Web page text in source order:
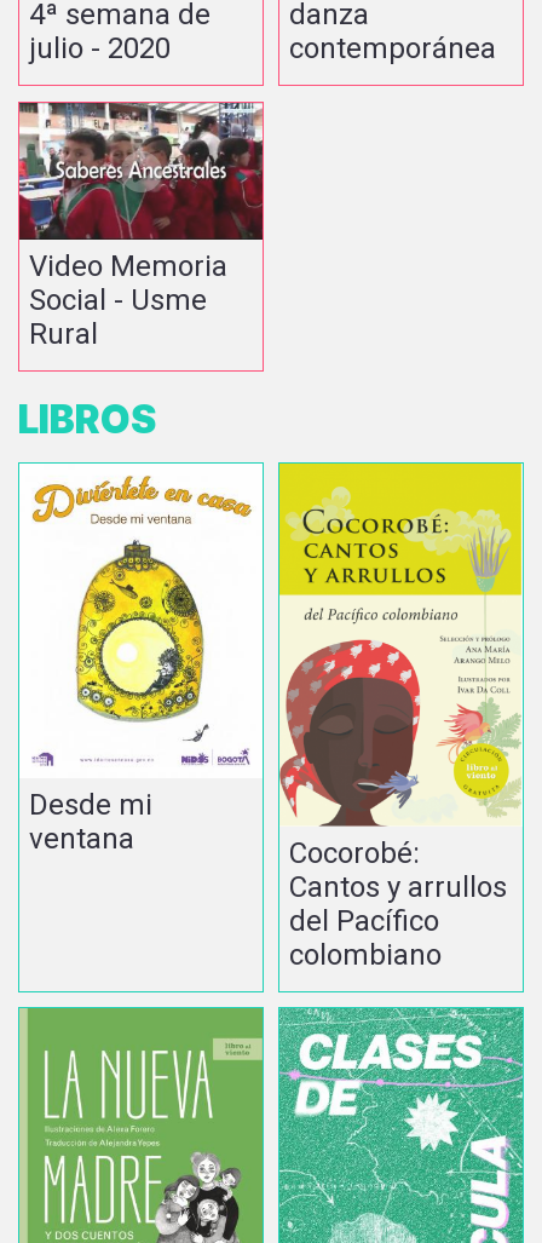
4ª semana de
julio - 2020
danza
contemporánea
Video Memoria
Social - Usme
Rural
LIBROS
Desde mi
ventana
Cocorobé:
Cantos y arrullos
del Pacífico
colombiano